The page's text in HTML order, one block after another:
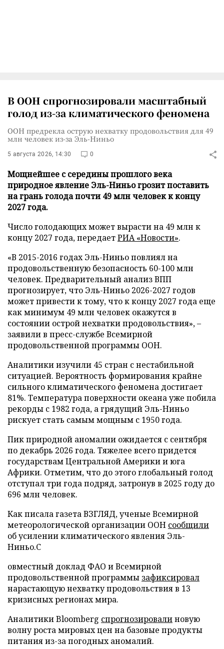
В ООН спрогнозировали масштабный
голод из-за климатического феномена
ООН предрекла острую нехватку продовольствия для 49
млн человек из-за Эль-Ниньо
5 августа 2026, 14:30 0
Мощнейшее с середины прошлого века
природное явление Эль-Ниньо грозит поставить
на грань голода почти 49 млн человек к концу
2027 года.
Число голодающих может вырасти на 49 млн к
концу 2027 года, передаетРИА «Новости».
«В 2015-2016 годах Эль-Ниньо повлиял на
продовольственную безопасность 60-100 млн
человек. Предварительный анализ ВПП
прогнозирует, что Эль-Ниньо 2026-2027 годов
может привести к тому, что к концу 2027 года еще
как минимум 49 млн человек окажутся в
состоянии острой нехватки продовольствия», –
заявили в пресс-службе Всемирной
продовольственной программы ООН.
Аналитики изучили 45 стран с нестабильной
ситуацией. Вероятность формирования крайне
сильного климатического феномена достигает
81%. Температура поверхности океана уже побила
рекорды с 1982 года, а грядущий Эль-Ниньо
рискует стать самым мощным с 1950 года.
Пик природной аномалии ожидается с сентября
по декабрь 2026 года. Тяжелее всего придется
государствам Центральной Америки и юга
Африки. Отметим, что до этого глобальный голод
отступал три года подряд, затронув в 2025 году до
696 млн человек.
Как писала газета ВЗГЛЯД, ученые Всемирной
метеорологической организации ООН сообщили
об усилении климатического явления Эль-
Ниньо.С
овместный доклад ФАО и Всемирной
продовольственной программы зафиксировал
нарастающую нехватку продовольствия в 13
кризисных регионах мира.
Аналитики Bloomberg спрогнозировалиновую
волну роста мировых цен на базовые продукты
питания из-за погодных аномалий.